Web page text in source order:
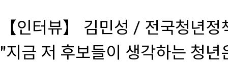
【인터뷰】 김민성 / 전국청년
"지금 저 후보들이 생각하는 청